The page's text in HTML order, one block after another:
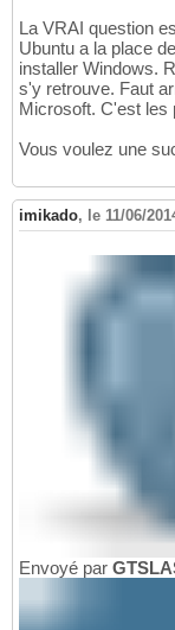
La VRAI question
Ubuntu a la place
installer Windows.
s'y retrouve. Faut
Microsoft. C'est les
Vous voulez une
imikado, le 11/06/
Envoyé par